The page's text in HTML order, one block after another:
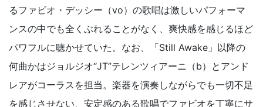
るファビオ・デッシー（vo）の歌唱は激しいパフォーマ
ンスの中でも全くぶれることがなく、爽快感を感じるほど
パワフルに聴かせていた。なお、「Still Awake」以降の
何曲かはジョルジオ“JT”テレンツィアーニ（b）とアンド
レアがコーラスを担当。楽器を演奏しながらでも一切不足
を感じさせない、安定感のある歌唱でファビオを丁寧にサ